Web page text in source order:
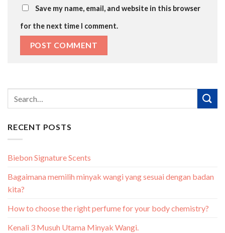
Save my name, email, and website in this browser
for the next time I comment.
RECENT POSTS
Biebon Signature Scents
Bagaimana memilih minyak wangi yang sesuai dengan badan
kita?
How to choose the right perfume for your body chemistry?
Kenali 3 Musuh Utama Minyak Wangi.